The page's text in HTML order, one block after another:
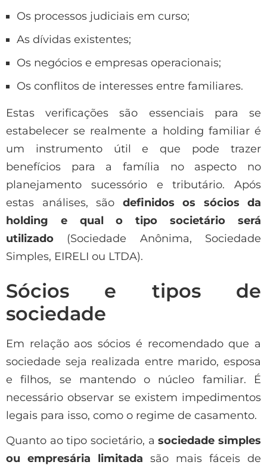
Os processos judiciais em curso;
As dívidas existentes;
Os negócios e empresas operacionais;
Os conflitos de interesses entre familiares.
Estas verificações são essenciais para se
estabelecer se realmente a holding familiar é
um instrumento útil e que pode trazer
benefícios para a família no aspecto no
planejamento sucessório e tributário. Após
estas análises, são definidos os sócios da
holding e qual o tipo societário será
utilizado (Sociedade Anônima, Sociedade
Simples, EIRELI ou LTDA).
Sócios e tipos de
sociedade
Em relação aos sócios é recomendado que a
sociedade seja realizada entre marido, esposa
e filhos, se mantendo o núcleo familiar. É
necessário observar se existem impedimentos
legais para isso, como o regime de casamento.
Quanto ao tipo societário, asociedade simples
ou empresária limitada são mais fáceis de